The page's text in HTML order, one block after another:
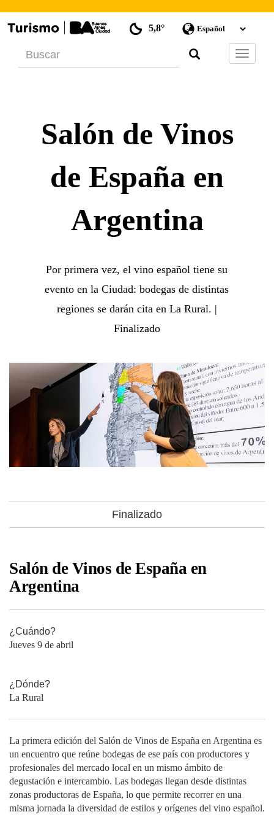
5,8°
Barra
de
Salón de Vinos
de España en
Argentina
Por primera vez, el vino español tiene su
evento en la Ciudad: bodegas de distintas
regiones se darán cita en La Rural. |
Finalizado
Finalizado
Salón de Vinos de España en
Argentina
¿Cuándo?
Jueves 9 de abril
¿Dónde?
La Rural
La primera edición del Salón de Vinos de España en Argentina es
un encuentro que reúne bodegas de ese país con productores y
profesionales del mercado local en un mismo ámbito de
degustación e intercambio. Las bodegas llegan desde distintas
zonas productoras de España, lo que permite recorrer en una
misma jornada la diversidad de estilos y orígenes del vino español.